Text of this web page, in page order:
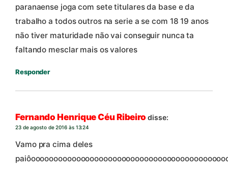
paranaense joga com sete titulares da base e da
trabalho a todos outros na serie a se com 18 19 anos
não tiver maturidade não vai conseguir nunca ta
faltando mesclar mais os valores
Responder
Fernando Henrique Céu Ribeiro disse:
23 de agosto de 2016 às 13:24
Vamo pra cima deles